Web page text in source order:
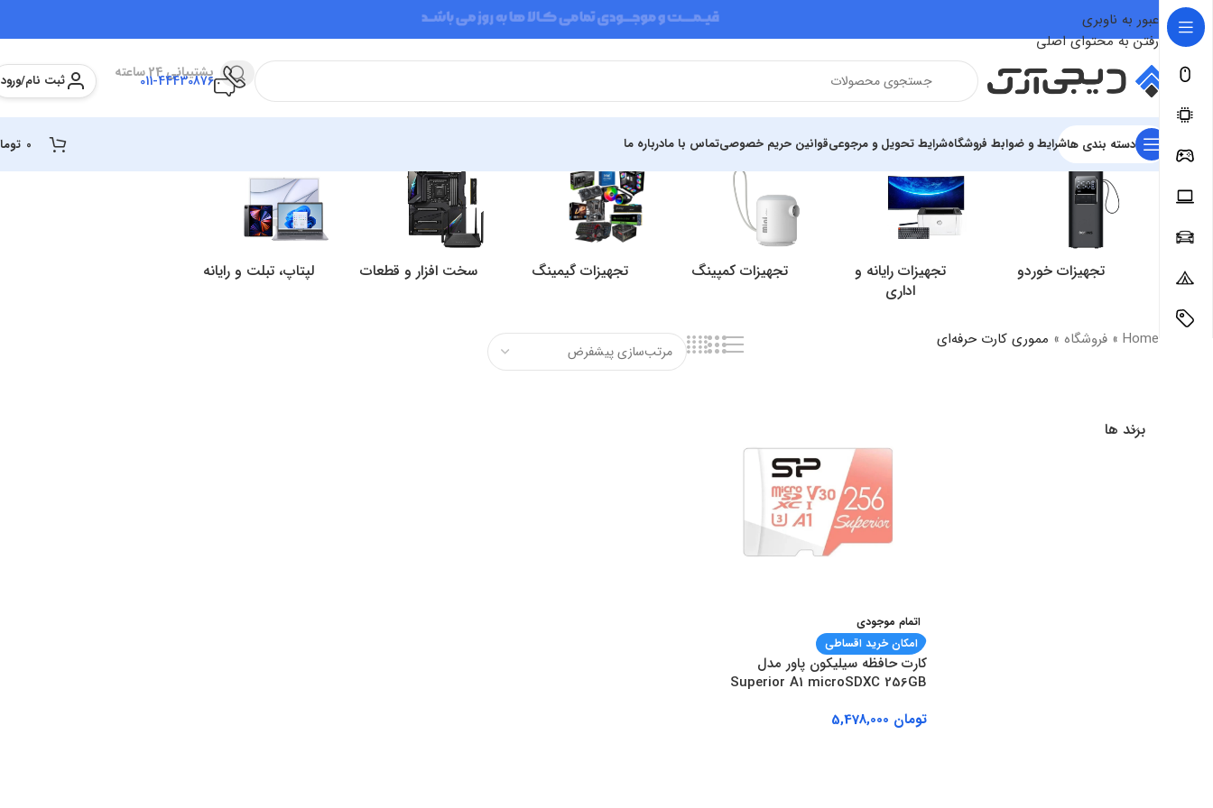
عبور به ناوبری
رفتن به محتوای اصلی
پشتیبانی 24 ساعته
011-44430876 ثبت نام/ورود
دسته بندی هاشرایط و ضوابط فروشگاهشرایط تحویل و مرجوعیقوانین حریم خصوصیتماس با مادرباره ما
تجهیزات خوردو
تجهیزات رایانه و
اداری
تجهیزات کمپینگ تجهیزات گیمینگ سخت افزار و قطعات لپتاپ، تبلت و رایانه
Home
» فروشگاه » مموری کارت حرفه‌ای
برند ها
اتمام موجودی
امکان خرید اقساطی
کارت حافظه سیلیکون پاور مدل
Superior A1 microSDXC 256GB
تومان